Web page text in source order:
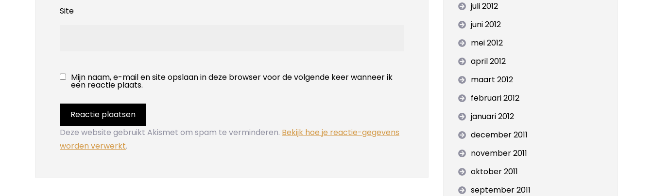
Site
Mijn naam, e-mail en site opslaan in deze browser voor de volgende keer wanneer ik
een reactie plaats.
Deze website gebruikt Akismet om spam te verminderen. Bekijk hoe je reactie-gegevens
worden verwerkt.
juli 2012
juni 2012
mei 2012
april 2012
maart 2012
februari 2012
januari 2012
december 2011
november 2011
oktober 2011
september 2011